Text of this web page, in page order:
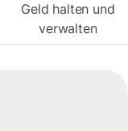
Geld halten und
verwalten